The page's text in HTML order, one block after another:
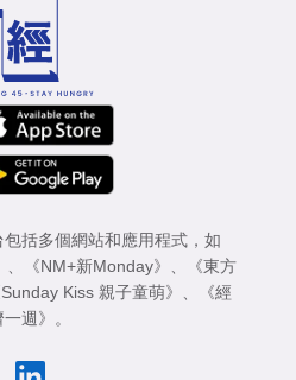
括多個網站和應用程式，如
《NM+新Monday》
《東方
Sunday Kiss 親子童萌》
《經
週》
。